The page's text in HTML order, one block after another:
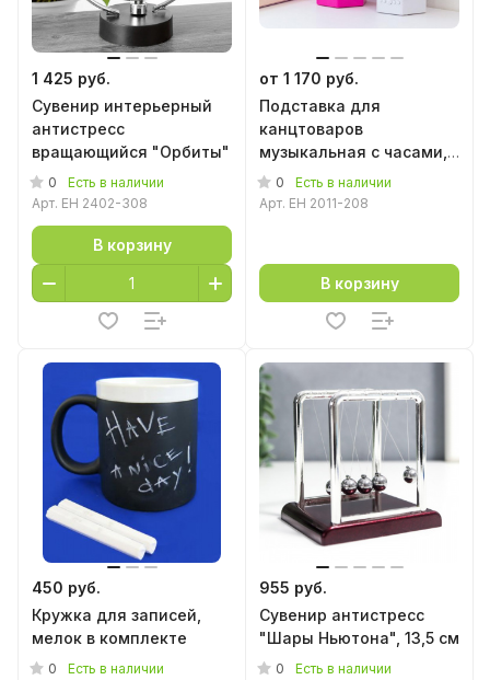
1 425 руб.
Сувенир интерьерный
антистресс
вращающийся "Орбиты"
0
Есть в наличии
Арт. EH 2402-308
В корзину
от 1 170 руб.
Подставка для
канцтоваров
музыкальная с часами,
календарем и
термометром
0
Есть в наличии
Арт. EH 2011-208
В корзину
450 руб.
Кружка для записей,
мелок в комплекте
0
Есть в наличии
955 руб.
Сувенир антистресс
"Шары Ньютона", 13,5 см
0
Есть в наличии